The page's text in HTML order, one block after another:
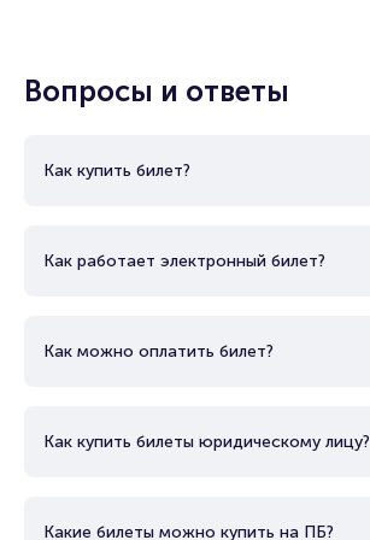
Вопросы и ответы
Как купить билет?
Как работает электронный билет?
Как можно оплатить билет?
Как купить билеты юридическому лицу?
Какие билеты можно купить на ПБ?